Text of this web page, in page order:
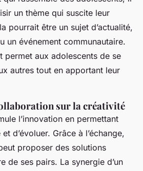
un thème qui suscite leur
pourrait être un sujet d’actualité,
un événement communautaire.
permet aux adolescents de se
autres tout en apportant leur
sur la créativité
l’innovation en permettant
d’évoluer. Grâce à l’échange,
proposer des solutions
de ses pairs. La synergie d’un